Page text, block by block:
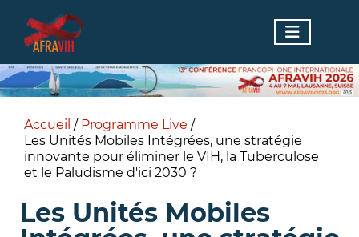
Accueil / Programme Live /
Les Unités Mobiles Intégrées, une stratégie
innovante pour éliminer le VIH, la Tuberculose
et le Paludisme d'ici 2030 ?
Les Unités Mobiles